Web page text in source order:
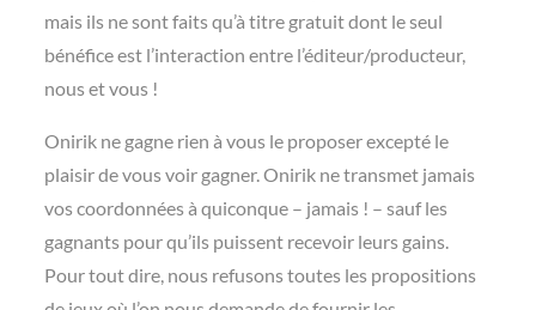
mais ils ne sont faits qu’à titre gratuit dont le seul
bénéfice est l’interaction entre l’éditeur/producteur,
nous et vous !
Onirik ne gagne rien à vous le proposer excepté le
plaisir de vous voir gagner. Onirik ne transmet jamais
vos coordonnées à quiconque – jamais ! – sauf les
gagnants pour qu’ils puissent recevoir leurs gains.
Pour tout dire, nous refusons toutes les propositions